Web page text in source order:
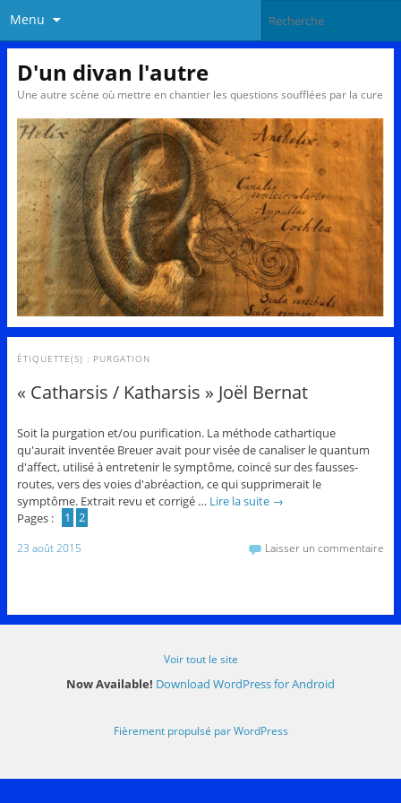
Menu
D'un divan l'autre
Une autre scène où mettre en chantier les questions soufflées par la cure
ÉTIQUETTE(S) : PURGATION
« Catharsis / Katharsis » Joël Bernat
Soit la purgation et/ou purification. La méthode cathartique
qu'aurait inventée Breuer avait pour visée de canaliser le quantum
d'affect, utilisé à entretenir le symptôme, coincé sur des fausses-
routes, vers des voies d'abréaction, ce qui supprimerait le
symptôme. Extrait revu et corrigé … Lire la suite →
Pages :
1 2
23 août 2015 Laisser un commentaire
Voir tout le site
Now Available! Download WordPress for Android
Fièrement propulsé par WordPress